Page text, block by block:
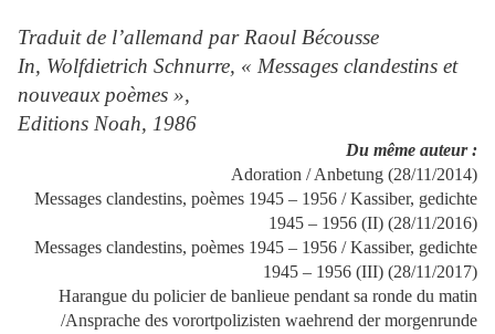
Traduit de l’allemand par Raoul Bécousse
In, Wolfdietrich Schnurre, « Messages clandestins et
nouveaux poèmes »,
Editions Noah, 1986
Du même auteur :
Adoration / Anbetung (28/11/2014)
Messages clandestins, poèmes 1945 – 1956 / Kassiber, gedichte
1945 – 1956 (II) (28/11/2016)
Messages clandestins, poèmes 1945 – 1956 / Kassiber, gedichte
1945 – 1956 (III) (28/11/2017)
Harangue du policier de banlieue pendant sa ronde du matin
/Ansprache des vorortpolizisten waehrend der morgenrunde